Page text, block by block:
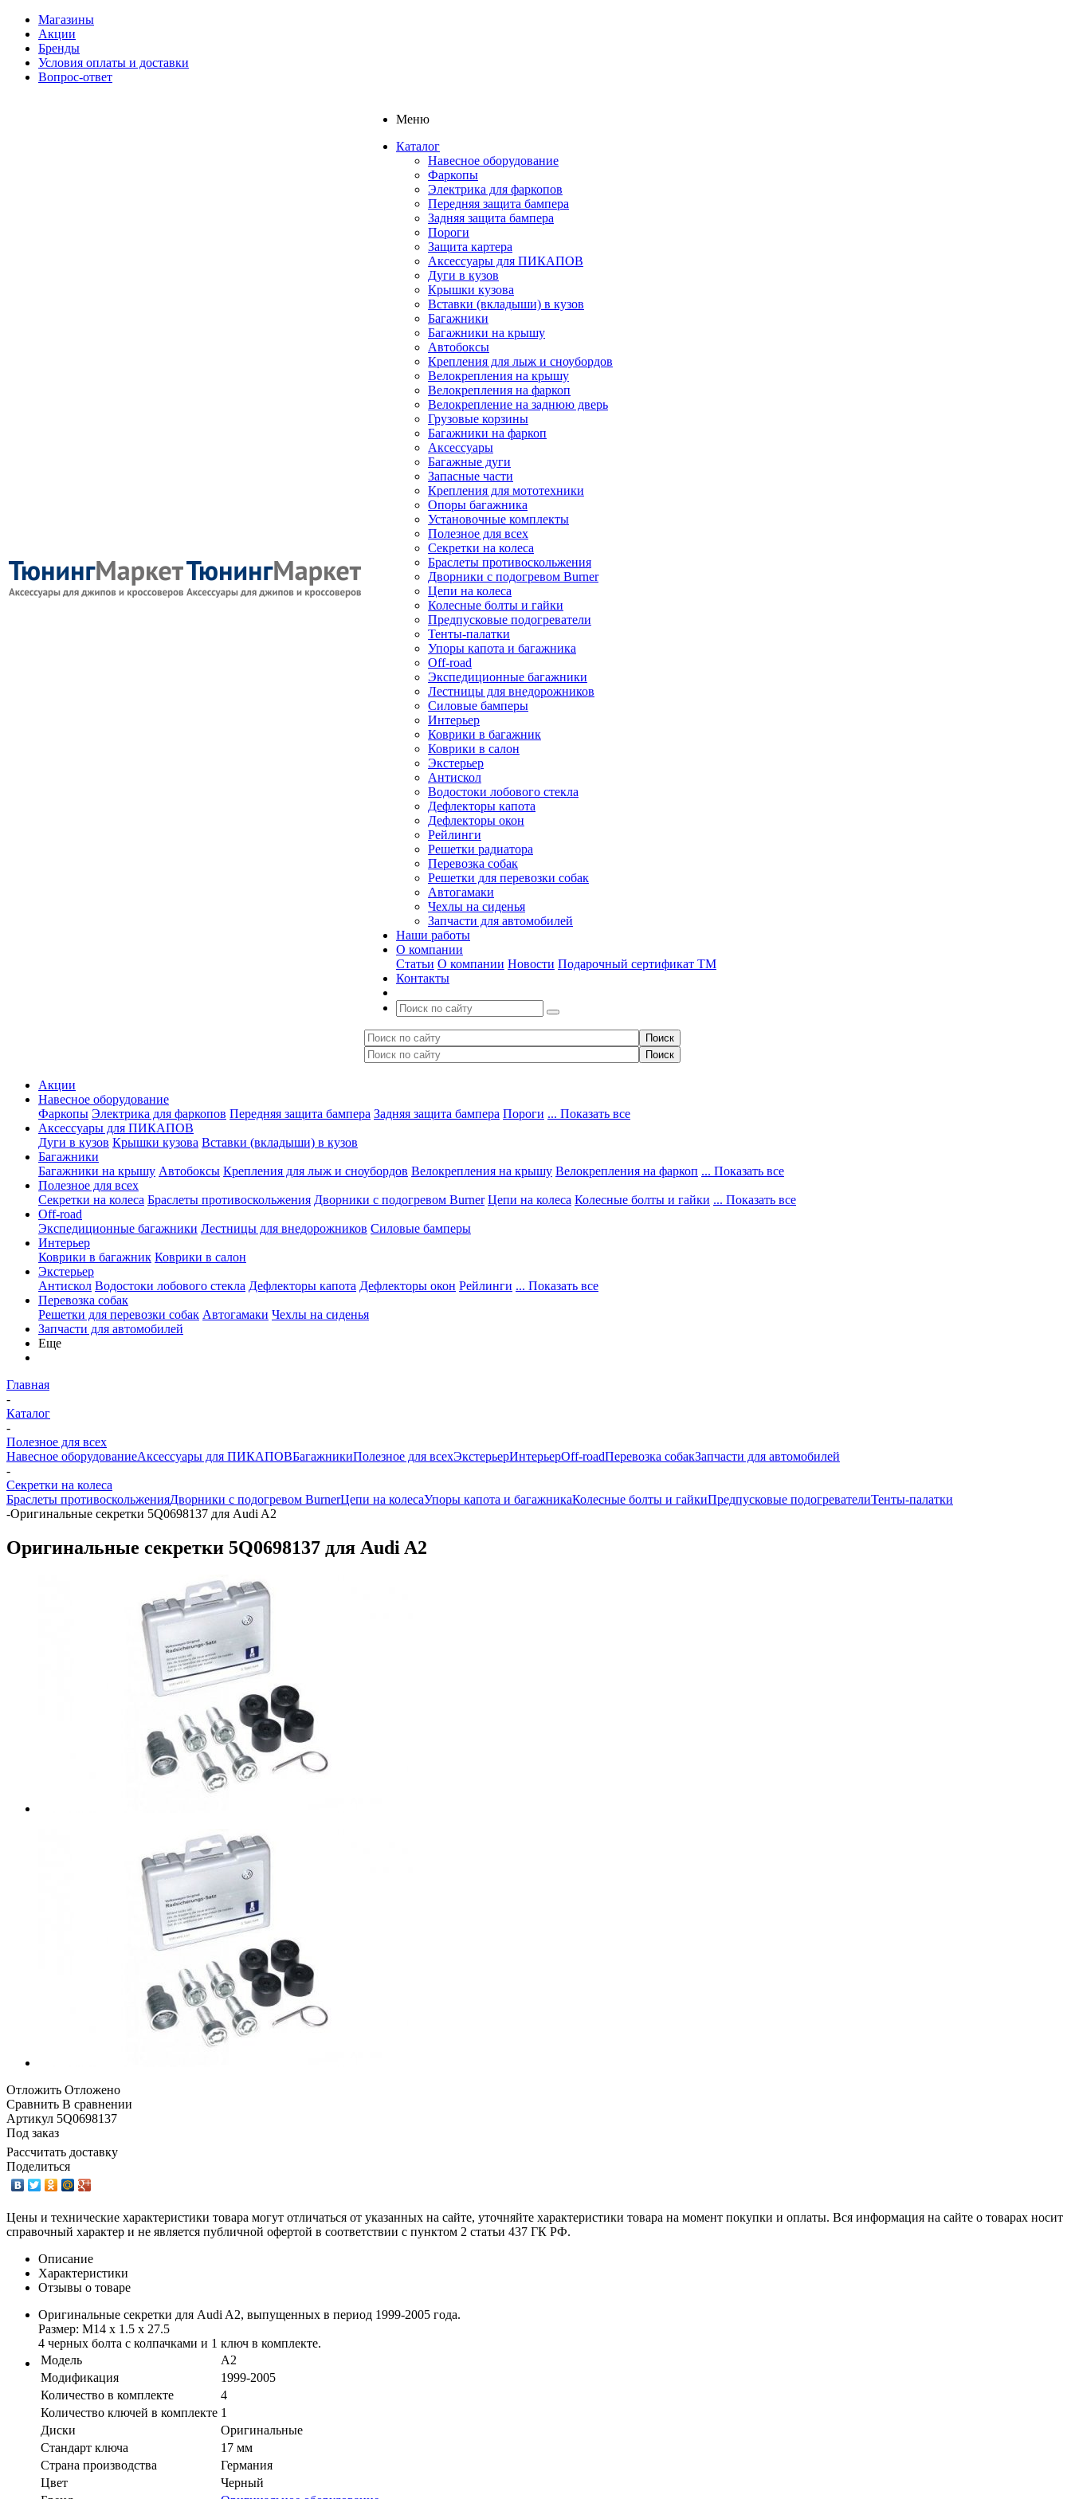
Магазины
Акции
Бренды
Условия оплаты и доставки
Вопрос-ответ
Меню
Каталог
Навесное оборудование
Фаркопы
Электрика для фаркопов
Передняя защита бампера
Задняя защита бампера
Пороги
Защита картера
Аксессуары для ПИКАПОВ
Дуги в кузов
Крышки кузова
Вставки (вкладыши) в кузов
Багажники
Багажники на крышу
Автобоксы
Крепления для лыж и сноубордов
Велокрепления на крышу
Велокрепления на фаркоп
Велокрепление на заднюю дверь
Грузовые корзины
Багажники на фаркоп
Аксессуары
Багажные дуги
Запасные части
Крепления для мототехники
Опоры багажника
Установочные комплекты
Полезное для всех
Секретки на колеса
Браслеты противоскольжения
Дворники с подогревом Burner
Цепи на колеса
Колесные болты и гайки
Предпусковые подогреватели
Тенты-палатки
Упоры капота и багажника
Off-road
Экспедиционные багажники
Лестницы для внедорожников
Силовые бамперы
Интерьер
Коврики в багажник
Коврики в салон
Экстерьер
Антискол
Водостоки лобового стекла
Дефлекторы капота
Дефлекторы окон
Рейлинги
Решетки радиатора
Перевозка собак
Решетки для перевозки собак
Автогамаки
Чехлы на сиденья
Запчасти для автомобилей
Наши работы
О компании
Статьи О компании Новости Подарочный сертификат ТМ
Контакты
Акции
Навесное оборудование
Фаркопы Электрика для фаркопов Передняя защита бампера Задняя защита бампера Пороги ... Показать все
Аксессуары для ПИКАПОВ
Дуги в кузов Крышки кузова Вставки (вкладыши) в кузов
Багажники
Багажники на крышу Автобоксы Крепления для лыж и сноубордов Велокрепления на крышу Велокрепления на фаркоп ... Показать все
Полезное для всех
Секретки на колеса Браслеты противоскольжения Дворники с подогревом Burner Цепи на колеса Колесные болты и гайки ... Показать все
Off-road
Экспедиционные багажники Лестницы для внедорожников Силовые бамперы
Интерьер
Коврики в багажник Коврики в салон
Экстерьер
Антискол Водостоки лобового стекла Дефлекторы капота Дефлекторы окон Рейлинги ... Показать все
Перевозка собак
Решетки для перевозки собак Автогамаки Чехлы на сиденья
Запчасти для автомобилей
Еще
Главная
-
Каталог
-
Полезное для всех
Навесное оборудованиеАксессуары для ПИКАПОВБагажникиПолезное для всехЭкстерьерИнтерьерOff-roadПеревозка собакЗапчасти для автомобилей
-
Секретки на колеса
Браслеты противоскольженияДворники с подогревом BurnerЦепи на колесаУпоры капота и багажникаКолесные болты и гайкиПредпусковые подогревателиТенты-палатки
-Оригинальные секретки 5Q0698137 для Audi A2
Оригинальные секретки 5Q0698137 для Audi A2
Отложить Отложено
Сравнить В сравнении
Артикул 5Q0698137
Под заказ
Рассчитать доставку
Поделиться
Цены и технические характеристики товара могут отличаться от указанных на сайте, уточняйте характеристики товара на момент покупки и оплаты. Вся информация на сайте о товарах носит
справочный характер и не является публичной офертой в соответствии с пунктом 2 статьи 437 ГК РФ.
Описание
Характеристики
Отзывы о товаре
Оригинальные секретки для Audi A2, выпущенных в период 1999-2005 года.
Размер: M14 x 1.5 x 27.5
4 черных болта с колпачками и 1 ключ в комплекте.
Модель
A2
Модификация
1999-2005
Количество в комплекте
4
Количество ключей в комплекте 1
Диски
Оригинальные
Стандарт ключа
17 мм
Страна производства
Германия
Цвет
Черный